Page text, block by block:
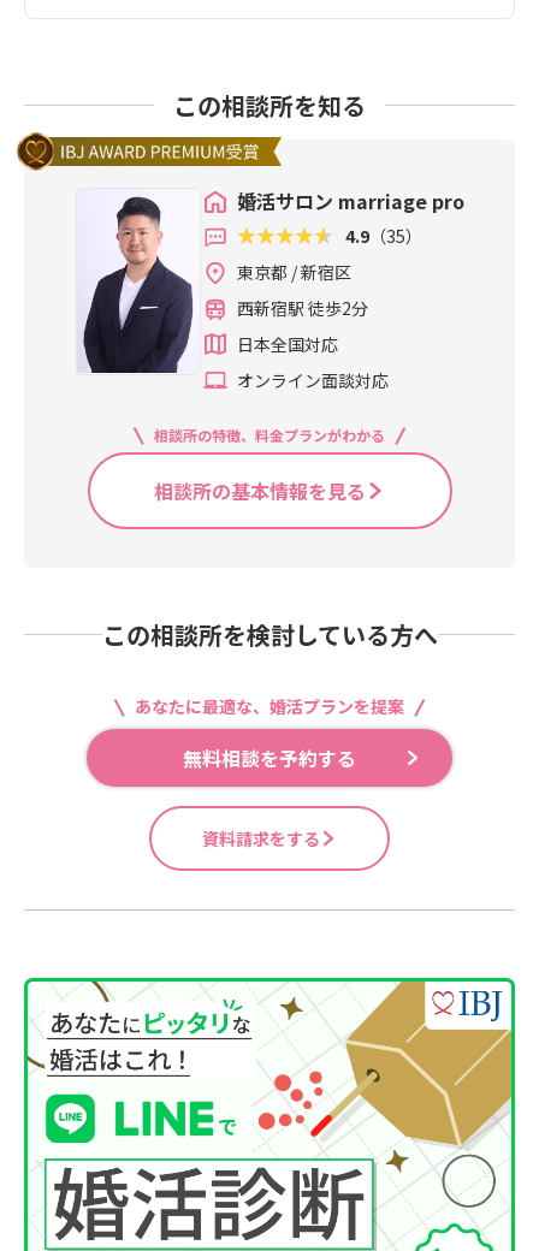
この相談所を知る
婚活サロン marriage pro
4.9（35）
東京都 / 新宿区
西新宿駅 徒歩2分
日本全国対応
オンライン面談対応
相談所の特徴、料金プランがわかる
相談所の基本情報を見る
この相談所を検討している方へ
あなたに最適な、婚活プランを提案
無料相談を予約する
資料請求をする